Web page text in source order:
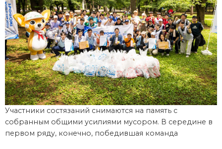
Участники состязаний снимаются на память с
собранным общими усилиями мусором. В середине в
первом ряду, конечно, победившая команда